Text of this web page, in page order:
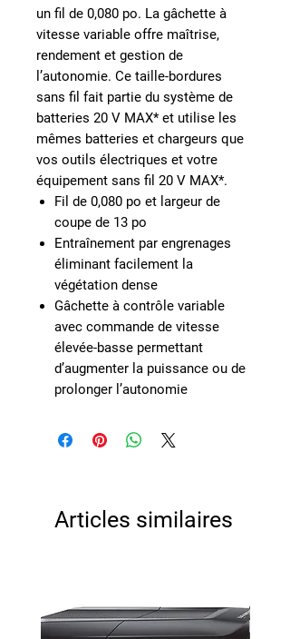
un fil de 0,080 po. La gâchette à
vitesse variable offre maîtrise,
rendement et gestion de
l’autonomie. Ce taille-bordures
sans fil fait partie du système de
batteries 20 V MAX* et utilise les
mêmes batteries et chargeurs que
vos outils électriques et votre
équipement sans fil 20 V MAX*.
Fil de 0,080 po et largeur de
coupe de 13 po
Entraînement par engrenages
éliminant facilement la
végétation dense
Gâchette à contrôle variable
avec commande de vitesse
élevée-basse permettant
d’augmenter la puissance ou de
prolonger l’autonomie
Articles similaires